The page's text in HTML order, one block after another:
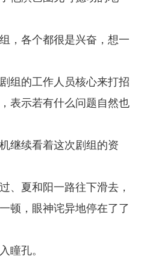
，各个都很是兴奋，想一
组的工作人员核心来打招
表示若有什么问题自然也
继续看着这次剧组的资
、夏和阳一路往下滑去，
顿，眼神诧异地停在了了
瞳孔。